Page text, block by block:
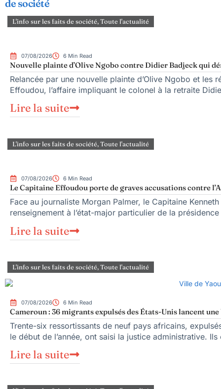
de société
L'info sur les faits de société,Toute l'actualité
07/08/2026 6 Min Read
Nouvelle plainte d’Olive Ngobo contre Didier Badjeck qui
Relancée par une nouvelle plainte d’Olive Ngobo et les
Effoudou, l’affaire impliquant le colonel à la retraite
Lire la suite
L'info sur les faits de société,Toute l'actualité
07/08/2026 6 Min Read
Le Capitaine Effoudou porte de graves accusations contre
Face au journaliste Morgan Palmer, le Capitaine
renseignement à l’état-major particulier de la
Lire la suite
L'info sur les faits de société,Toute l'actualité
07/08/2026 6 Min Read
Cameroun : 36 migrants expulsés des États-Unis lancent
Trente-six ressortissants de neuf pays africains,
le début de l’année, ont saisi la justice administrative. Ils
Lire la suite